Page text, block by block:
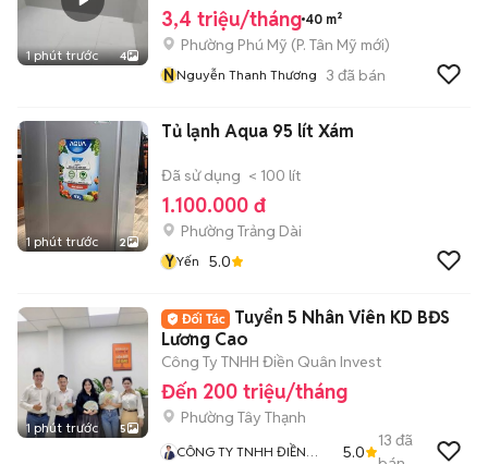
1 phút trước 4
3,4 triệu/tháng 40 m²
Phường Phú Mỹ (P. Tân Mỹ mới)
NNguyễn Thanh Thương 3 đã bán
1 phút trước 2
Tủ lạnh Aqua 95 lít Xám
Đã sử dụng < 100 lít
1.100.000 đ
Phường Trảng Dài
YYến 5.0
1 phút trước 5
Tuyển 5 Nhân Viên KD BĐS
Lương Cao
Công Ty TNHH Điền Quân Invest
Đến 200 triệu/tháng
Phường Tây Thạnh
CÔNG TY TNHH ĐIỀN
5.0
13 đã